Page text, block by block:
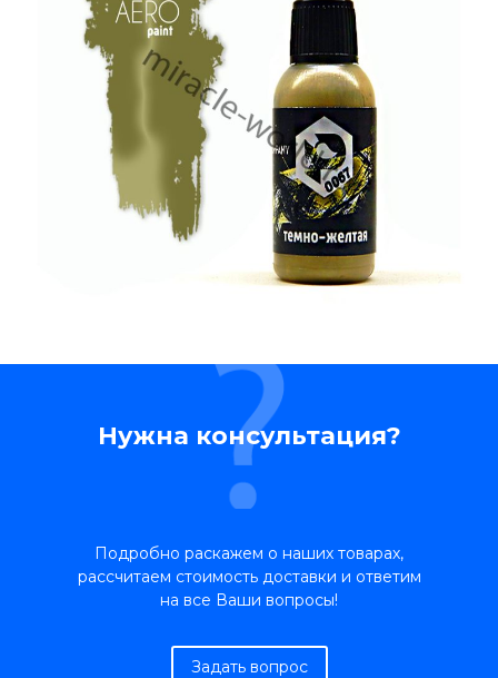
Нужна консультация?
Подробно раскажем о наших товарах,
рассчитаем стоимость доставки и ответим
на все Ваши вопросы!
Задать вопрос